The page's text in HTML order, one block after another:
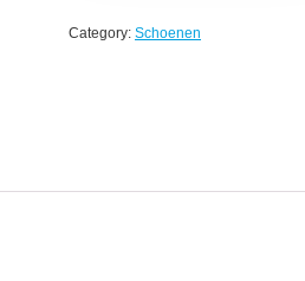
Category: Schoenen